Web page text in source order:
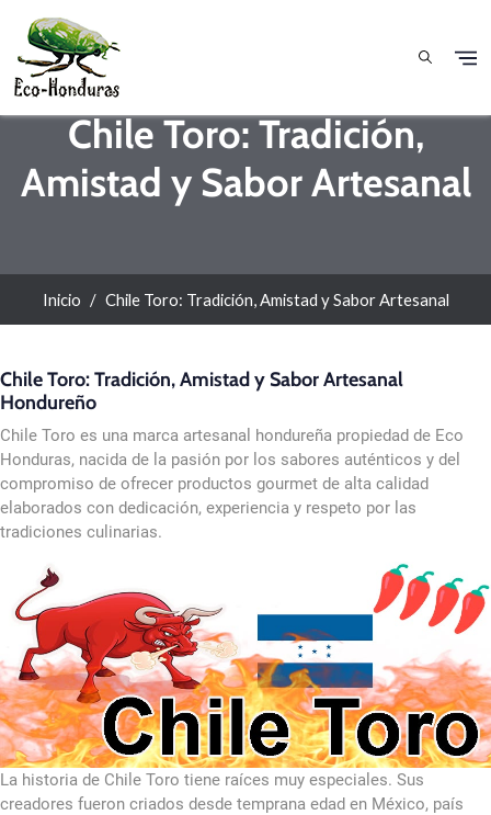
Chile Toro: Tradición,
Amistad y Sabor Artesanal
Inicio Chile Toro: Tradición, Amistad y Sabor Artesanal
Chile Toro: Tradición, Amistad y Sabor Artesanal
Hondureño
Chile Toro es una marca artesanal hondureña propiedad de Eco
Honduras, nacida de la pasión por los sabores auténticos y del
compromiso de ofrecer productos gourmet de alta calidad
elaborados con dedicación, experiencia y respeto por las
tradiciones culinarias.
La historia de Chile Toro tiene raíces muy especiales. Sus
creadores fueron criados desde temprana edad en México, país